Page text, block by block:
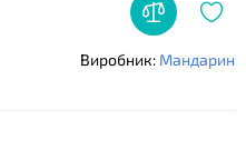
Виробник: Мандарин